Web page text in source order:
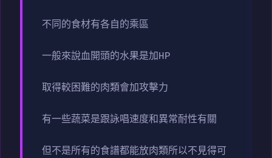
不同的食材有各自的乘區
一般來說血開頭的水果是加HP
取得較困難的肉類會加攻擊力
有一些蔬菜是跟詠唱速度和異常耐性有關
但不是所有的食譜都能放肉類所以不見得可